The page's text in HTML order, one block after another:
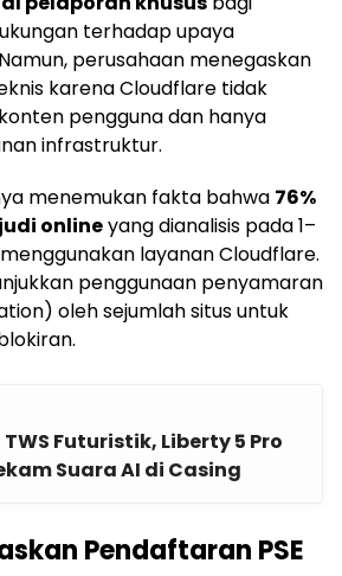
terhadap upaya
perusahaan menegaskan
karena Cloudflare tidak
pengguna dan hanya
infrastruktur.
menemukan fakta bahwa 76%
onlineyang dianalisis pada 1–
layanan Cloudflare.
penggunaan penyamaran
oleh sejumlah situs untuk
Futuristik, Liberty 5 Pro
Suara AI di Casing
Pendaftaran PSE